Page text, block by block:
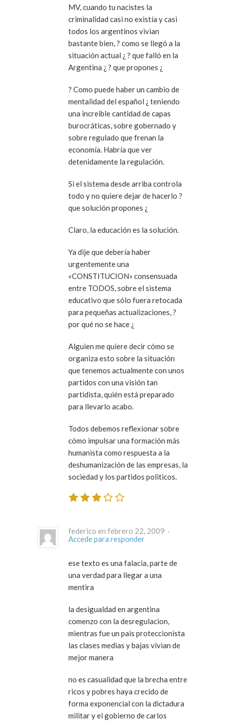
MV, cuando tu nacistes la
criminalidad casi no existía y casi
todos los argentinos vivian
bastante bien, ? como se llegó a la
situación actual ¿ ? que falló en la
Argentina ¿ ? que propones ¿
? Como puede haber un cambio de
mentalidad del español ¿ teniendo
una increible cantidad de capas
burocráticas, sobre gobernado y
sobre regulado que frenan la
economía. Habría que ver
detenidamente la regulación.
Si el sistema desde arriba controla
todo y no quiere dejar de hacerlo ?
que solución propones ¿
Claro, la educación es la solución.
Ya dije que debería haber
urgentemente una
«CONSTITUCION» consensuada
entre TODOS, sobre el sistema
educativo que sólo fuera retocada
para pequeñas actualizaciones, ?
por qué no se hace ¿
Alguien me quiere decir cómo se
organiza esto sobre la situación
que tenemos actualmente con unos
partidos con una visión tan
partidista, quién está preparado
para llevarlo acabo.
Todos debemos reflexionar sobre
cómo impulsar una formación más
humanista como respuesta a la
deshumanización de las empresas, la
sociedad y los partidos politicos.
federico en febrero 22, 2009 ·
Accede para responder
ese texto es una falacia, parte de
una verdad para llegar a una
mentira
la desigualdad en argentina
comenzo con la desregulacion,
mientras fue un pais proteccionista
las clases medias y bajas vivian de
mejor manera
no es casualidad que la brecha entre
ricos y pobres haya crecido de
forma exponencial con la dictadura
militar y el gobierno de carlos